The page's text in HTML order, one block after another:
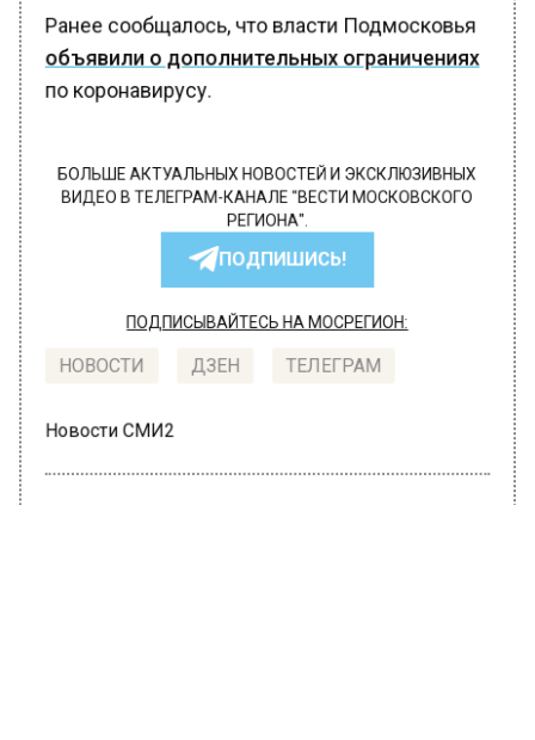
Ранее сообщалось, что власти Подмосковья
объявили о дополнительных ограничениях
по коронавирусу.
БОЛЬШЕ АКТУАЛЬНЫХ НОВОСТЕЙ И ЭКСКЛЮЗИВНЫХ
ВИДЕО В ТЕЛЕГРАМ-КАНАЛЕ "ВЕСТИ МОСКОВСКОГО
РЕГИОНА".
ПОДПИШИСЬ!
ПОДПИСЫВАЙТЕСЬ НА МОСРЕГИОН:
НОВОСТИ ДЗЕН ТЕЛЕГРАМ
Новости СМИ2